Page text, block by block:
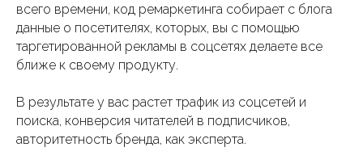
всего времени, код ремаркетинга собирает с блога
данные о посетителях, которых, вы с помощью
таргетированной рекламы в соцсетях делаете все
ближе к своему продукту.
В результате у вас растет трафик из соцсетей и
поиска, конверсия читателей в подписчиков,
авторитетность бренда, как эксперта.